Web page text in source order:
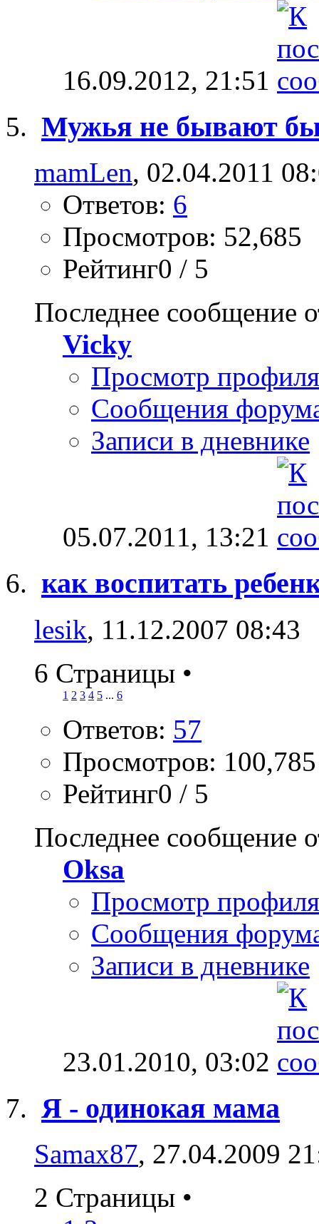
16.09.2012, 21:51
Мужья не бывают
mamLen, 02.04.2011
Ответов: 6
Просмотров: 52,685
Рейтинг0 / 5
Последнее сообщение
Vicky
Просмотр профиля
Сообщения
Записи в дневнике
05.07.2011, 13:21
как воспитать
lesik, 11.12.2007 08:43
6 Страницы •
1 2 3 4 5 ... 6
Ответов: 57
Просмотров: 100,785
Рейтинг0 / 5
Последнее сообщение
Oksa
Просмотр профиля
Сообщения
Записи в дневнике
23.01.2010, 03:02
Я - одинокая мама
Samax87, 27.04.2009
2 Страницы •